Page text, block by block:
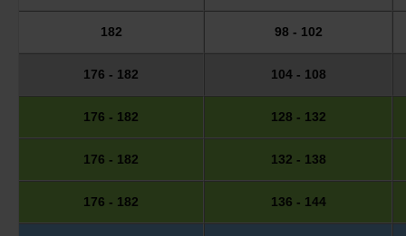
182 98 - 102
176 - 182 104 - 108
176 - 182 128 - 132
176 - 182 132 - 138
176 - 182 136 - 144